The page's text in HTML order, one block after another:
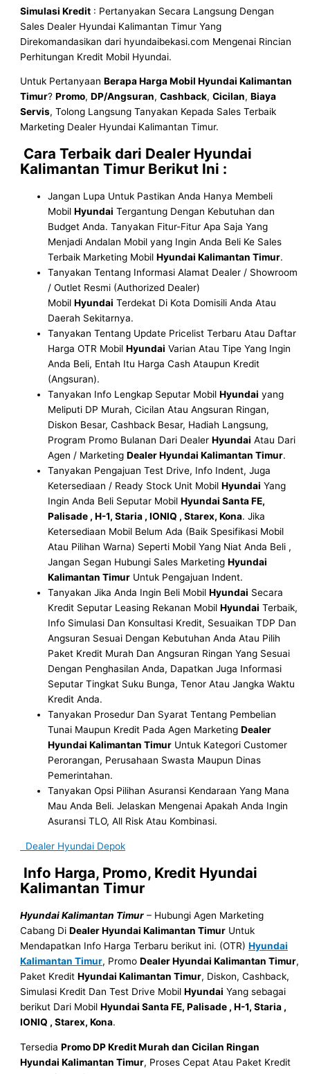
Simulasi Kredit : Pertanyakan Secara Langsung Dengan
Sales Dealer Hyundai Kalimantan Timur Yang
Direkomandasikan dari hyundaibekasi.com Mengenai Rincian
Perhitungan Kredit Mobil Hyundai.
Untuk PertanyaanBerapa Harga Mobil Hyundai Kalimantan
Timur?Promo,DP/Angsuran,Cashback,Cicilan,Biaya
Servis, Tolong Langsung Tanyakan Kepada Sales Terbaik
Marketing Dealer Hyundai Kalimantan Timur.
Cara Terbaik dari Dealer Hyundai
Kalimantan Timur Berikut Ini :
Jangan Lupa Untuk Pastikan Anda Hanya Membeli
MobilHyundai Tergantung Dengan Kebutuhan dan
Budget Anda. Tanyakan Fitur-Fitur Apa Saja Yang
Menjadi Andalan Mobil yang Ingin Anda Beli Ke Sales
Terbaik Marketing MobilHyundai Kalimantan Timur.
Tanyakan Tentang Informasi Alamat Dealer / Showroom
/ Outlet Resmi (Authorized Dealer)
MobilHyundai Terdekat Di Kota Domisili Anda Atau
Daerah Sekitarnya.
Tanyakan Tentang Update Pricelist Terbaru Atau Daftar
Harga OTR MobilHyundai Varian Atau Tipe Yang Ingin
Anda Beli, Entah Itu Harga Cash Ataupun Kredit
(Angsuran).
Tanyakan Info Lengkap Seputar MobilHyundai yang
Meliputi DP Murah, Cicilan Atau Angsuran Ringan,
Diskon Besar, Cashback Besar, Hadiah Langsung,
Program Promo Bulanan Dari DealerHyundai Atau Dari
Agen / MarketingDealer Hyundai Kalimantan Timur.
Tanyakan Pengajuan Test Drive, Info Indent, Juga
Ketersediaan / Ready Stock Unit MobilHyundai Yang
Ingin Anda Beli Seputar MobilHyundai Santa FE,
Palisade , H-1, Staria , IONIQ , Starex, Kona. Jika
Ketersediaan Mobil Belum Ada (Baik Spesifikasi Mobil
Atau Pilihan Warna) Seperti Mobil Yang Niat Anda Beli ,
Jangan Segan Hubungi Sales MarketingHyundai
Kalimantan Timur Untuk Pengajuan Indent.
Tanyakan Jika Anda Ingin Beli MobilHyundai Secara
Kredit Seputar Leasing Rekanan MobilHyundai Terbaik,
Info Simulasi Dan Konsultasi Kredit, Sesuaikan TDP Dan
Angsuran Sesuai Dengan Kebutuhan Anda Atau Pilih
Paket Kredit Murah Dan Angsuran Ringan Yang Sesuai
Dengan Penghasilan Anda, Dapatkan Juga Informasi
Seputar Tingkat Suku Bunga, Tenor Atau Jangka Waktu
Kredit Anda.
Tanyakan Prosedur Dan Syarat Tentang Pembelian
Tunai Maupun Kredit Pada Agen MarketingDealer
Hyundai Kalimantan Timur Untuk Kategori Customer
Perorangan, Perusahaan Swasta Maupun Dinas
Pemerintahan.
Tanyakan Opsi Pilihan Asuransi Kendaraan Yang Mana
Mau Anda Beli. Jelaskan Mengenai Apakah Anda Ingin
Asuransi TLO, All Risk Atau Kombinasi.
Dealer Hyundai Depok
Info Harga, Promo, Kredit Hyundai
Kalimantan Timur
Hyundai Kalimantan Timur – Hubungi Agen Marketing
Cabang DiDealer Hyundai Kalimantan Timur Untuk
Mendapatkan Info Harga Terbaru berikut ini. (OTR)Hyundai
Kalimantan Timur, PromoDealer Hyundai Kalimantan Timur,
Paket KreditHyundai Kalimantan Timur, Diskon, Cashback,
Simulasi Kredit Dan Test Drive MobilHyundai Yang sebagai
berikut Dari MobilHyundai Santa FE, Palisade , H-1, Staria ,
IONIQ , Starex, Kona.
TersediaPromo DP Kredit Murah dan Cicilan Ringan
Hyundai Kalimantan Timur, Proses Cepat Atau Paket Kredit